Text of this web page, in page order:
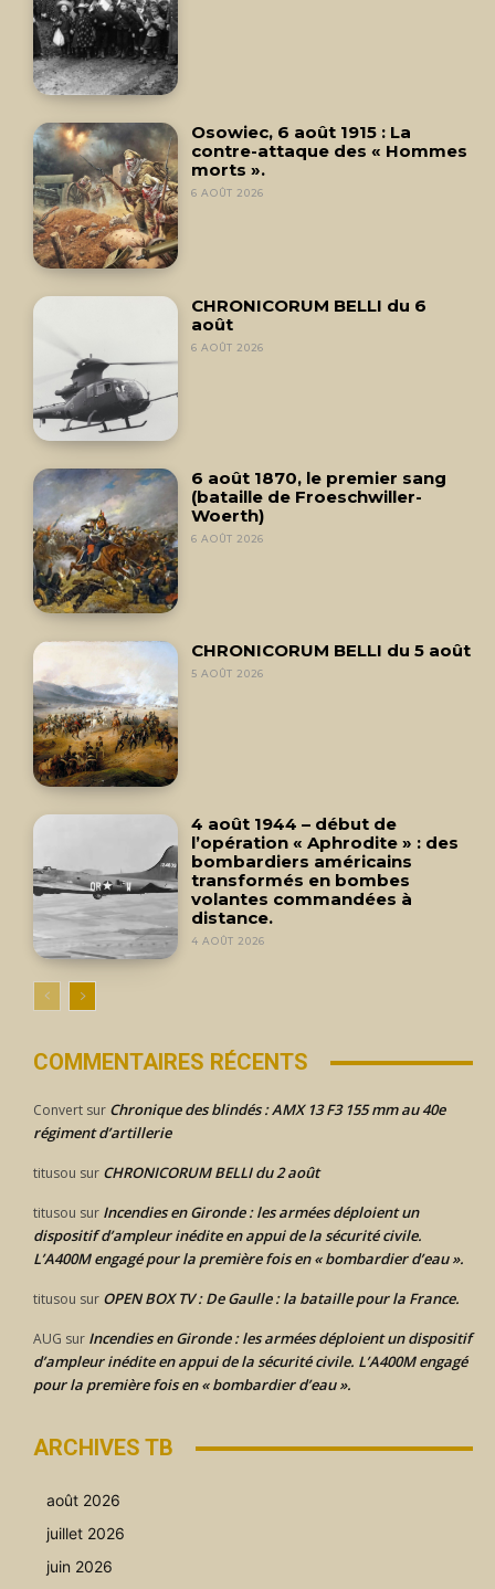
Osowiec, 6 août 1915 : La
contre-attaque des « Hommes
morts ».
6 AOÛT 2026
CHRONICORUM BELLI du 6
août
6 AOÛT 2026
6 août 1870, le premier sang
(bataille de Froeschwiller-
Woerth)
6 AOÛT 2026
CHRONICORUM BELLI du 5 août
5 AOÛT 2026
4 août 1944 – début de
l’opération « Aphrodite » : des
bombardiers américains
transformés en bombes
volantes commandées à
distance.
4 AOÛT 2026
COMMENTAIRES RÉCENTS
Convert sur Chronique des blindés : AMX 13 F3 155 mm au 40e
régiment d’artillerie
titusou sur CHRONICORUM BELLI du 2 août
titusou sur Incendies en Gironde : les armées déploient un
dispositif d’ampleur inédite en appui de la sécurité civile.
L’A400M engagé pour la première fois en « bombardier d’eau ».
titusou sur OPEN BOX TV : De Gaulle : la bataille pour la France.
AUG sur Incendies en Gironde : les armées déploient un dispositif
d’ampleur inédite en appui de la sécurité civile. L’A400M engagé
pour la première fois en « bombardier d’eau ».
ARCHIVES TB
août 2026
juillet 2026
juin 2026